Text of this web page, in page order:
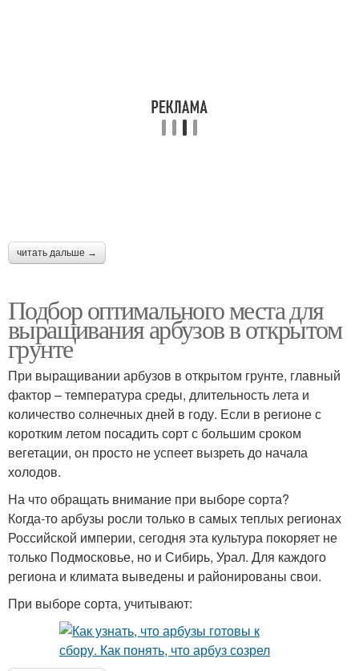
читать дальше →
Подбор оптимального места для
выращивания арбузов в открытом
грунте
При выращивании арбузов в открытом грунте, главный
фактор – температура среды, длительность лета и
количество солнечных дней в году. Если в регионе с
коротким летом посадить сорт с большим сроком
вегетации, он просто не успеет вызреть до начала
холодов.
На что обращать внимание при выборе сорта?
Когда-то арбузы росли только в самых теплых регионах
Российской империи, сегодня эта культура покоряет не
только Подмосковье, но и Сибирь, Урал. Для каждого
региона и климата выведены и районированы свои.
При выборе сорта, учитывают: